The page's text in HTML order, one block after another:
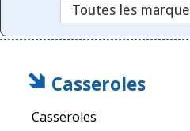
Casseroles
Casseroles